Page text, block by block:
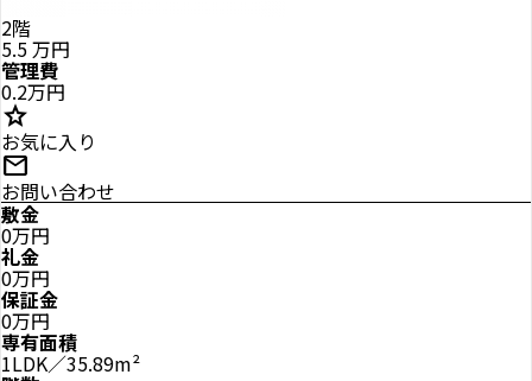
2階
5.5万円
管理費
0.2万円
star
お気に入り
mail
お問い合わせ
敷金
0万円
礼金
0万円
保証金
0万円
専有面積
1LDK／35.89m²